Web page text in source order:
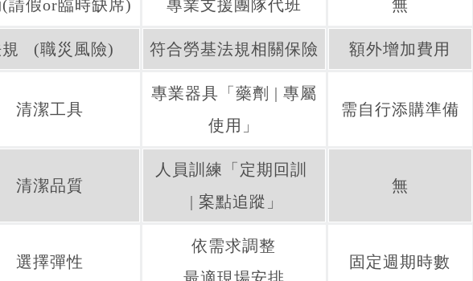
(請假or臨時缺席) 專業支援團隊代班 無
規 (職災風險) 符合勞基法規相關保險 額外增加費用
清潔工具
專業器具「藥劑 | 專屬
使用」
需自行添購準備
清潔品質
人員訓練「定期回訓
| 案點追蹤」
無
選擇彈性
依需求調整
最適現場安排
固定週期時數